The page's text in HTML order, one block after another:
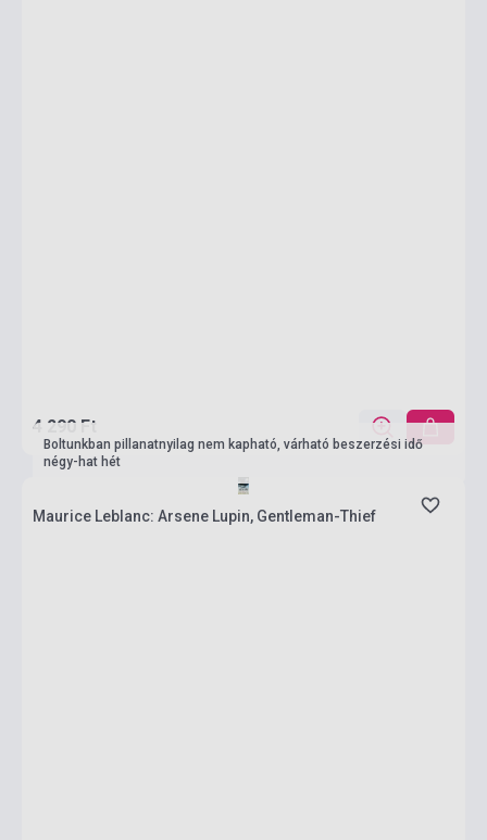
4 290 Ft
Boltunkban pillanatnyilag nem kapható, várható beszerzési idő
négy-hat hét
Maurice Leblanc: Arsene Lupin, Gentleman-Thief